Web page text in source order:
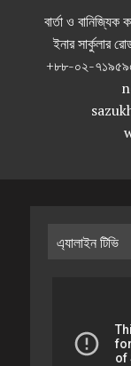
বার্তা ও
ইনার সার্কুলার
+৮৮-০২-
এ্যালাইন টিভি